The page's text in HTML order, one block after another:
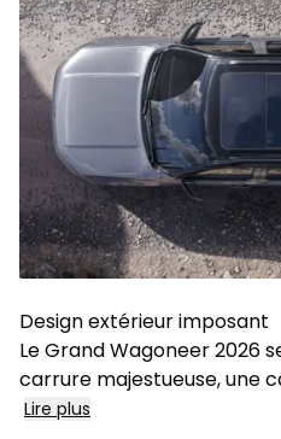
Design extérieur imposant
Le Grand Wagoneer 2026
carrure majestueuse, une
Lire plus